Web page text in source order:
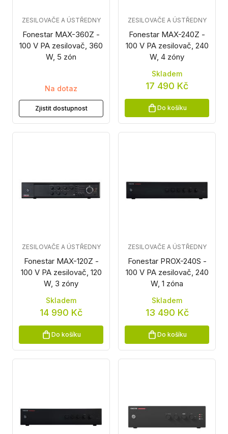
Fonestar MAX-360Z -
100 V PA zesilovač, 360
W, 5 zón
ZESILOVAČE A ÚSTŘEDNY
Na dotaz
Zjistit dostupnost
Fonestar MAX-240Z -
100 V PA zesilovač, 240
W, 4 zóny
ZESILOVAČE A ÚSTŘEDNY
Skladem
17 490 Kč
Do košíku
Fonestar MAX-120Z -
100 V PA zesilovač, 120
W, 3 zóny
ZESILOVAČE A ÚSTŘEDNY
Skladem
14 990 Kč
Do košíku
Fonestar PROX-240S -
100 V PA zesilovač, 240
W, 1 zóna
ZESILOVAČE A ÚSTŘEDNY
Skladem
13 490 Kč
Do košíku